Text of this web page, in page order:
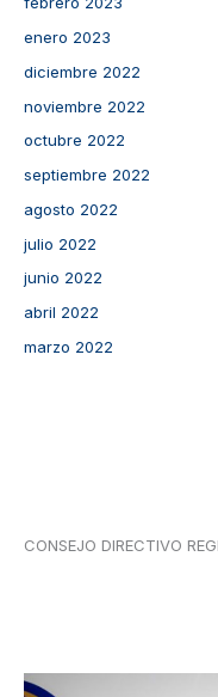
enero 2023
diciembre 2022
noviembre 2022
octubre 2022
septiembre 2022
agosto 2022
julio 2022
junio 2022
abril 2022
marzo 2022
CONSEJO DIRECTIVO